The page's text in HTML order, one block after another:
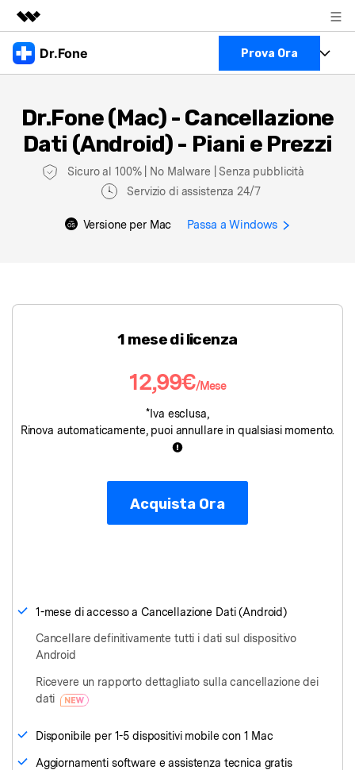
Prodotti in evidenza
Panoramica
Soluzione
Sala stampa
Dr.Fone Prova Ora
Visualizza il Full Toolkit >
Prodotti
Per Desktop
Visualizza Tutte Le App
Recupero dati Android
Scopri & Supporto
Scopri
Dr.Fone (Mac) - Cancellazione
Dati (Android) - Piani e Prezzi
Sicuro al 100% | No Malware | Senza pubblicità
Servizio di assistenza 24/7
Versione per Mac Passa a Windows
1 mese di licenza
12,99€/Mese
*Iva esclusa,
Rinova automaticamente, puoi annullare in qualsiasi momento.
Acquista Ora
1-mese di accesso a Cancellazione Dati (Android)
Cancellare definitivamente tutti i dati sul dispositivo
Android
Ricevere un rapporto dettagliato sulla cancellazione dei
dati
Disponibile per 1-5 dispositivi mobile con 1 Mac
Aggiornamenti software e assistenza tecnica gratis